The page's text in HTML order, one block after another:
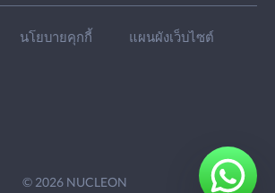
นโยบายคุกกี้ แผนผังเว็บไซต์
© 2026 NUCLEON